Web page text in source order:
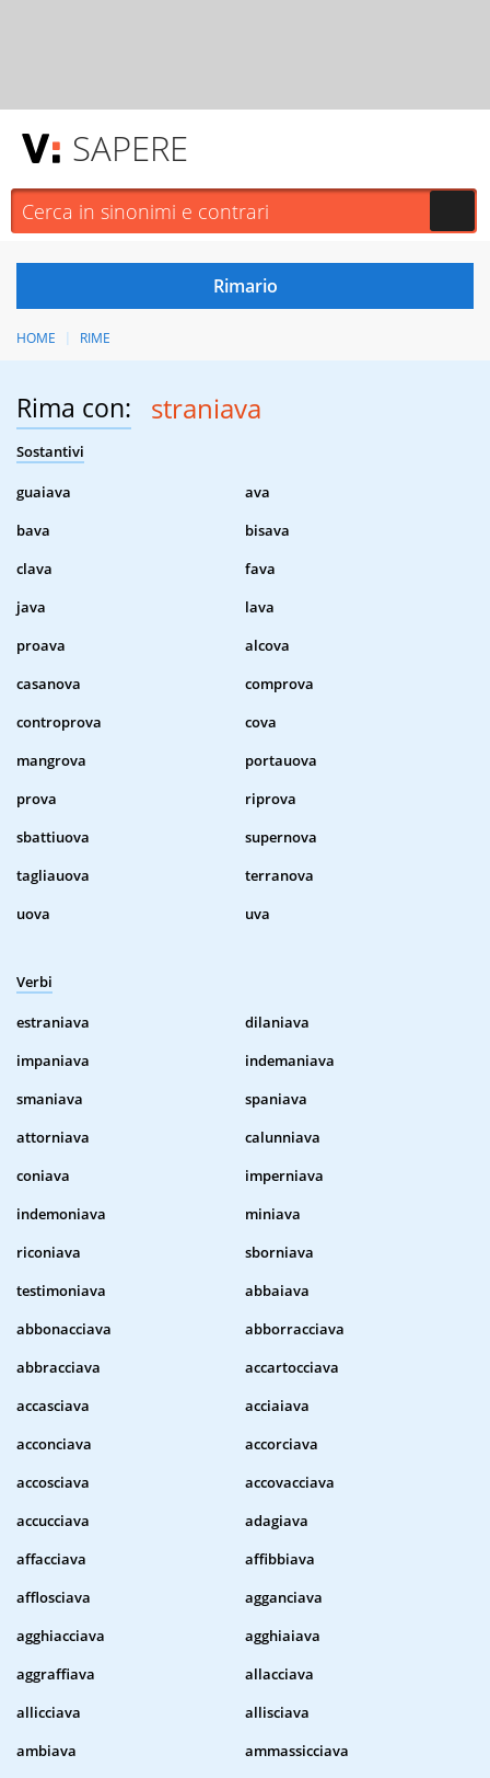
SAPERE
HOME RIME
Rima con: straniava
Sostantivi
guaiava
ava
bava
bisava
clava
fava
java
lava
proava
alcova
casanova
comprova
controprova
cova
mangrova
portauova
prova
riprova
sbattiuova
supernova
tagliauova
terranova
uova
uva
Verbi
estraniava
dilaniava
impaniava
indemaniava
smaniava
spaniava
attorniava
calunniava
coniava
imperniava
indemoniava
miniava
riconiava
sborniava
testimoniava
abbaiava
abbonacciava
abborracciava
abbracciava
accartocciava
accasciava
acciaiava
acconciava
accorciava
accosciava
accovacciava
accucciava
adagiava
affacciava
affibbiava
afflosciava
agganciava
agghiacciava
agghiaiava
aggraffiava
allacciava
allicciava
allisciava
ambiava
ammassicciava